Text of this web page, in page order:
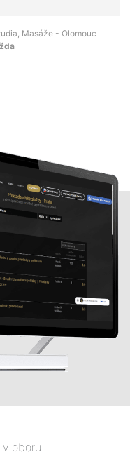
Masáže - Olomouc
oboru